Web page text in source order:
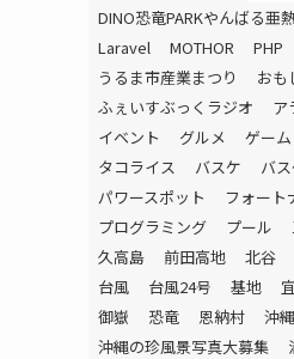
DINO恐竜PARKやんばる亜
Laravel
MOTHOR PHP
うるま市産業まつり
おも
ふぇいすぶっくラジオ
ア
イベント
グルメ ゲーム
タコライス
バスケ
バ
パワースポット
フォート
プログラミング
プール
久高島
前田高地 北谷
台風
台風24号 基地
御嶽
恐竜 恩納村 沖縄
沖縄の珍風景写真大募集